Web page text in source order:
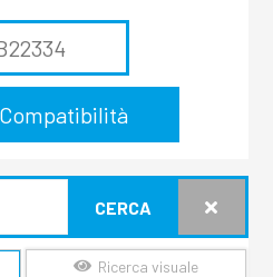
CERCA
Ricerca visuale